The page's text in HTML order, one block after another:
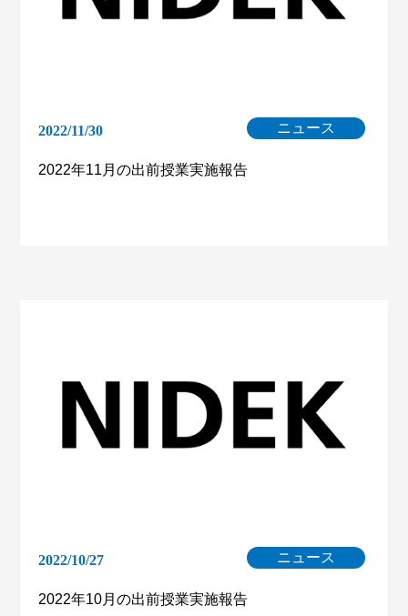
2022/11/30 ニュース
2022年11月の出前授業実施報告
2022/10/27 ニュース
2022年10月の出前授業実施報告